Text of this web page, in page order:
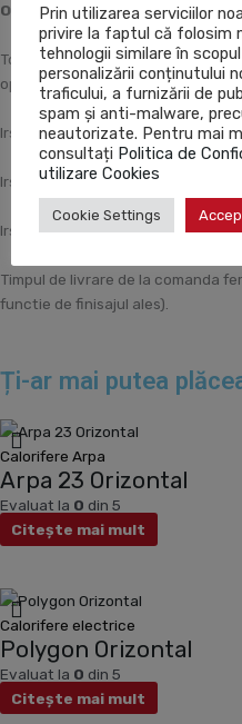
Optiuni pentru culoare:
Toate preturile sunt pentru
opta pentru o culoare din
Irsap Classic –majorare de 15%
Irsap Special – majorare de 25%
Irsap alte RAL – majorare de 40%
Timpul de livrare de la comanda
functie de finisajul ales).
Ți-ar mai putea
Calorifere Arpa
Arpa 23 Orizontal
Evaluat la 0 din 5
Citește mai mult
Calorifere electrice
Polygon Orizontal
Evaluat la 0 din 5
Citește mai mult
Prin utilizarea serviciilor
privire la faptul că folosim
tehnologii similare în
personalizării conținutului
traficului, a furnizării de
spam și anti-malware,
neautorizate. Pentru mai
consultați Politica de
utilizare Cookies
Cookie Settings